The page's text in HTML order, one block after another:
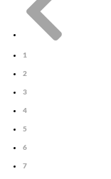
1
2
3
4
5
6
7